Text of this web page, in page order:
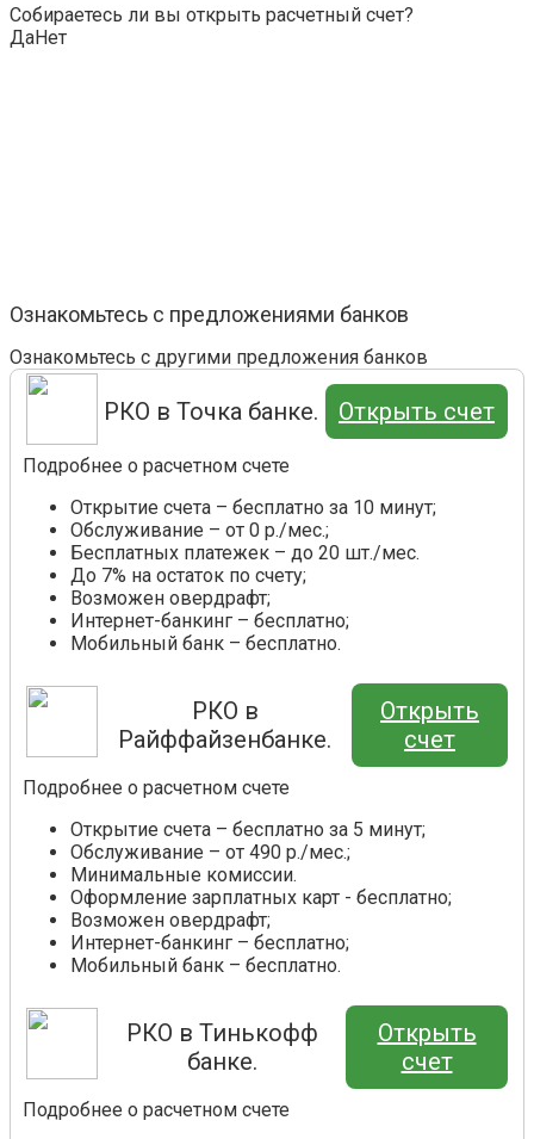
Собираетесь ли вы открыть расчетный счет?
ДаНет
Ознакомьтесь с предложениями банков
Ознакомьтесь с другими предложения банков
РКО в Точка банке. Открыть счет
Подробнее о расчетном счете
Открытие счета – бесплатно за 10 минут;
Обслуживание – от 0 р./мес.;
Бесплатных платежек – до 20 шт./мес.
До 7% на остаток по счету;
Возможен овердрафт;
Интернет-банкинг – бесплатно;
Мобильный банк – бесплатно.
РКО в
Райффайзенбанке.
Открыть
счет
Подробнее о расчетном счете
Открытие счета – бесплатно за 5 минут;
Обслуживание – от 490 р./мес.;
Минимальные комиссии.
Оформление зарплатных карт - бесплатно;
Возможен овердрафт;
Интернет-банкинг – бесплатно;
Мобильный банк – бесплатно.
РКО в Тинькофф
банке.
Открыть
счет
Подробнее о расчетном счете